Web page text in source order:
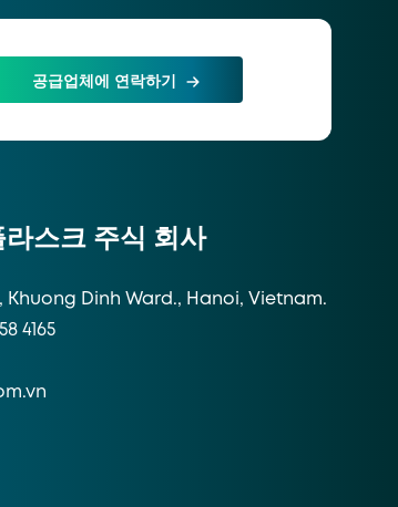
공급업체에 연락하기
스크 주식 회사
Khuong Dinh Ward., Hanoi, Vietnam.
4165